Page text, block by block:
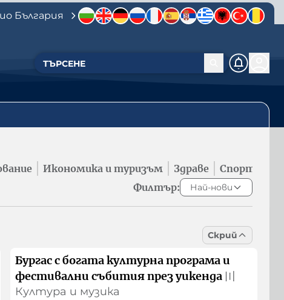
България
Икономика и туризъм Здраве
Спорт
Филтър:
Най-нови
Скрий
Бургас с богата културна програма и
фестивални събития през уикенда 〣
Култура и музика